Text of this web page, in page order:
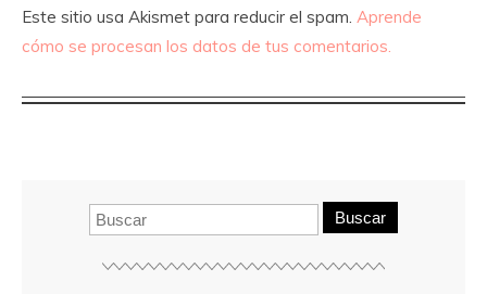
Este sitio usa Akismet para reducir el spam. Aprende
cómo se procesan los datos de tus comentarios.
Buscar